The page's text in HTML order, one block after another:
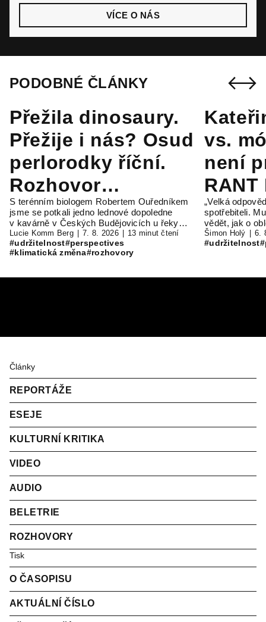
VÍCE O NÁS
PODOBNÉ ČLÁNKY
Přežila dinosaury.
Přežije i nás? Osud
perlorodky říční.
Rozhovor
s Robertem
Ouředníkem
S terénním biologem Robertem Ouředníkem
jsme se potkali jedno lednové dopoledne
v kavárně v Českých Budějovicích u řeky…
Lucie Komm Berg 7. 8. 2026 13 minut čtení
#udržitelnost#perspectives
#klimatická změna#rozhovory
vs.
není
#146
„Velká
spotřebiteli.
vědět, jak o
Šimon Holý 6.
#udržitelnost
Články
REPORTÁŽE
ESEJE
KULTURNÍ KRITIKA
VIDEO
AUDIO
BELETRIE
ROZHOVORY
Tisk
O ČASOPISU
AKTUÁLNÍ ČÍSLO